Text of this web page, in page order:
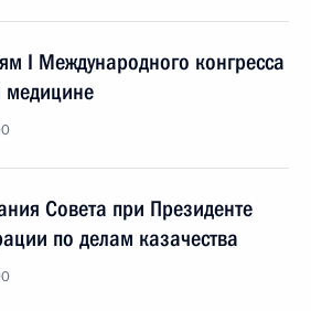
I Международного конгресса
медицине
Совета при Президенте
по делам казачества